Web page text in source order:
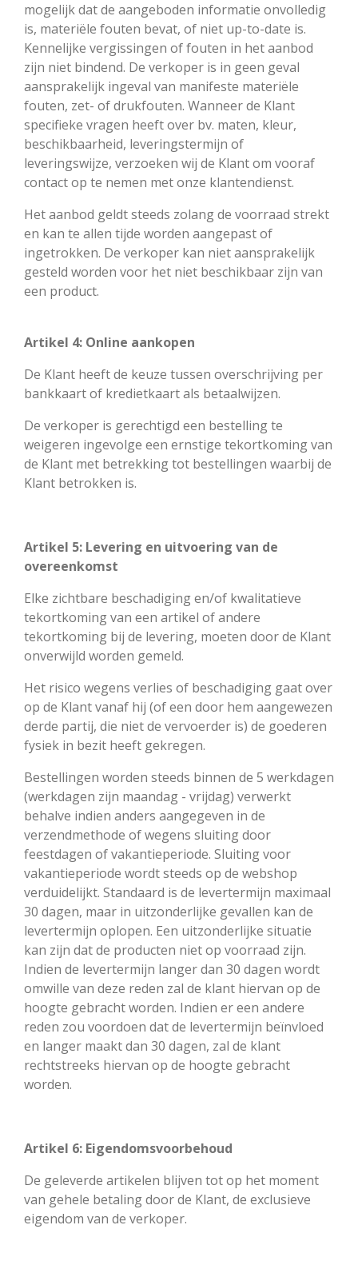
mogelijk dat de aangeboden informatie onvolledig
is, materiële fouten bevat, of niet up-to-date is.
Kennelijke vergissingen of fouten in het aanbod
zijn niet bindend. De verkoper is in geen geval
aansprakelijk ingeval van manifeste materiële
fouten, zet- of drukfouten. Wanneer de Klant
specifieke vragen heeft over bv. maten, kleur,
beschikbaarheid, leveringstermijn of
leveringswijze, verzoeken wij de Klant om vooraf
contact op te nemen met onze klantendienst.
Het aanbod geldt steeds zolang de voorraad strekt
en kan te allen tijde worden aangepast of
ingetrokken. De verkoper kan niet aansprakelijk
gesteld worden voor het niet beschikbaar zijn van
een product.
Artikel 4: Online aankopen
De Klant heeft de keuze tussen overschrijving per
bankkaart of kredietkaart als betaalwijzen.
De verkoper is gerechtigd een bestelling te
weigeren ingevolge een ernstige tekortkoming van
de Klant met betrekking tot bestellingen waarbij de
Klant betrokken is.
Artikel 5: Levering en uitvoering van de
overeenkomst
Elke zichtbare beschadiging en/of kwalitatieve
tekortkoming van een artikel of andere
tekortkoming bij de levering, moeten door de Klant
onverwijld worden gemeld.
Het risico wegens verlies of beschadiging gaat over
op de Klant vanaf hij (of een door hem aangewezen
derde partij, die niet de vervoerder is) de goederen
fysiek in bezit heeft gekregen.
Bestellingen worden steeds binnen de 5 werkdagen
(werkdagen zijn maandag - vrijdag) verwerkt
behalve indien anders aangegeven in de
verzendmethode of wegens sluiting door
feestdagen of vakantieperiode. Sluiting voor
vakantieperiode wordt steeds op de webshop
verduidelijkt. Standaard is de levertermijn maximaal
30 dagen, maar in uitzonderlijke gevallen kan de
levertermijn oplopen. Een uitzonderlijke situatie
kan zijn dat de producten niet op voorraad zijn.
Indien de levertermijn langer dan 30 dagen wordt
omwille van deze reden zal de klant hiervan op de
hoogte gebracht worden. Indien er een andere
reden zou voordoen dat de levertermijn beïnvloed
en langer maakt dan 30 dagen, zal de klant
rechtstreeks hiervan op de hoogte gebracht
worden.
Artikel 6: Eigendomsvoorbehoud
De geleverde artikelen blijven tot op het moment
van gehele betaling door de Klant, de exclusieve
eigendom van de verkoper.